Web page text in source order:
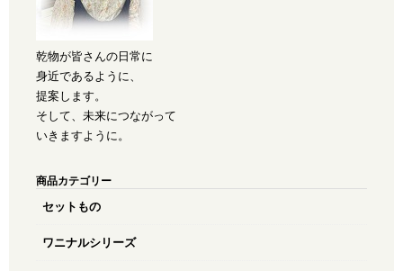
乾物が皆さんの日常に
身近であるように、
提案します。
そして、未来につながって
いきますように。
商品カテゴリー
セットもの
ワニナルシリーズ